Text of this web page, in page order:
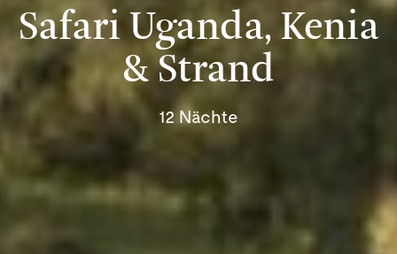
Safari Uganda, Kenia
& Strand
12 Nächte